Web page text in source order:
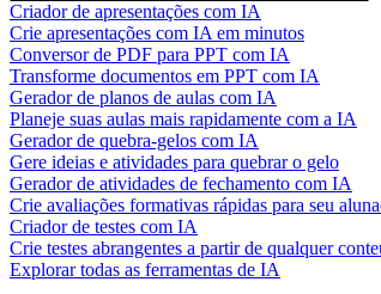
Criador de apresentações com IA
Crie apresentações com IA em minutos
Conversor de PDF para PPT com IA
Transforme documentos em PPT com IA
Gerador de planos de aulas com IA
Planeje suas aulas mais rapidamente com a IA
Gerador de quebra-gelos com IA
Gere ideias e atividades para quebrar o gelo
Gerador de atividades de fechamento com IA
Crie avaliações formativas rápidas para seu
Criador de testes com IA
Crie testes abrangentes a partir de qualquer
Explorar todas as ferramentas de IA